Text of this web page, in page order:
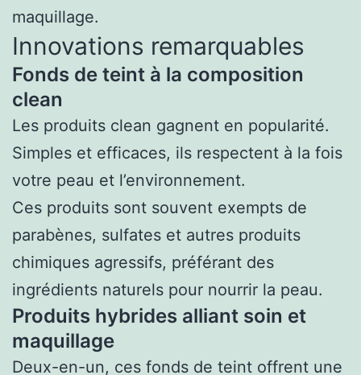
maquillage.
Innovations remarquables
Fonds de teint à la composition
clean
Les produits clean gagnent en popularité.
Simples et efficaces, ils respectent à la fois
votre peau et l’environnement.
Ces produits sont souvent exempts de
parabènes, sulfates et autres produits
chimiques agressifs, préférant des
ingrédients naturels pour nourrir la peau.
Produits hybrides alliant soin et
maquillage
Deux-en-un, ces fonds de teint offrent une